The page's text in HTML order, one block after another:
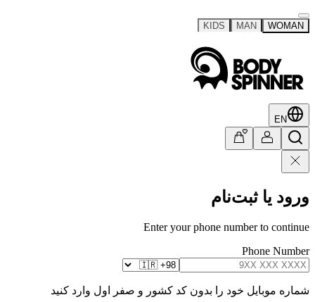
WOMAN
MAN
KIDS
EN
ورود یا ثبت‌نام
Enter your phone number to continue
Phone Number
شماره موبایل خود را بدون کد کشور و صفر اول وارد کنید